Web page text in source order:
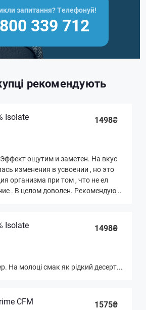
запитання? Телефонуй!
339 712
рекомендують
Isolate 1498₴
ощутим и заметен. На вкус
изменения в усвоении , но это
организма при том , что не ел
. В целом доволен. Рекомендую ..
Isolate 1498₴
На молоці смак як рідкий десерт...
CFM 1575₴